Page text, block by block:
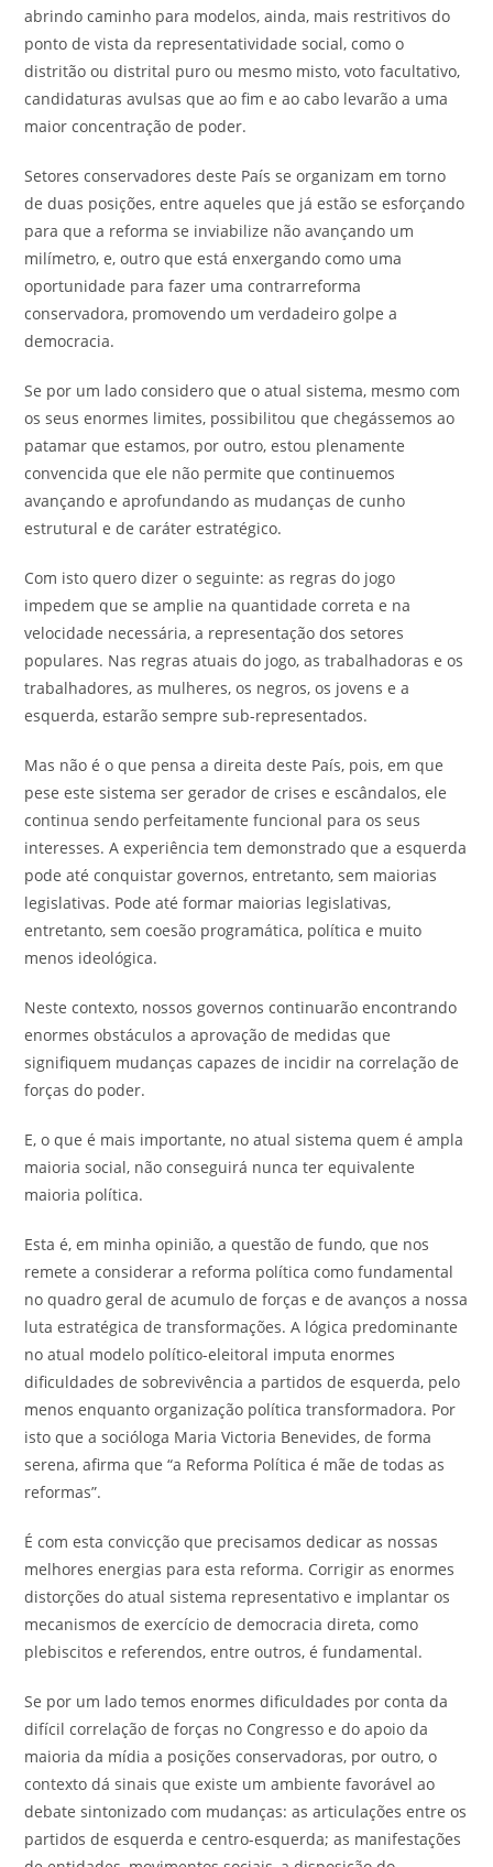
abrindo caminho para modelos, ainda, mais restritivos do
ponto de vista da representatividade social, como o
distritão ou distrital puro ou mesmo misto, voto facultativo,
candidaturas avulsas que ao fim e ao cabo levarão a uma
maior concentração de poder.
Setores conservadores deste País se organizam em torno
de duas posições, entre aqueles que já estão se esforçando
para que a reforma se inviabilize não avançando um
milímetro, e, outro que está enxergando como uma
oportunidade para fazer uma contrarreforma
conservadora, promovendo um verdadeiro golpe a
democracia.
Se por um lado considero que o atual sistema, mesmo com
os seus enormes limites, possibilitou que chegássemos ao
patamar que estamos, por outro, estou plenamente
convencida que ele não permite que continuemos
avançando e aprofundando as mudanças de cunho
estrutural e de caráter estratégico.
Com isto quero dizer o seguinte: as regras do jogo
impedem que se amplie na quantidade correta e na
velocidade necessária, a representação dos setores
populares. Nas regras atuais do jogo, as trabalhadoras e os
trabalhadores, as mulheres, os negros, os jovens e a
esquerda, estarão sempre sub-representados.
Mas não é o que pensa a direita deste País, pois, em que
pese este sistema ser gerador de crises e escândalos, ele
continua sendo perfeitamente funcional para os seus
interesses. A experiência tem demonstrado que a esquerda
pode até conquistar governos, entretanto, sem maiorias
legislativas. Pode até formar maiorias legislativas,
entretanto, sem coesão programática, política e muito
menos ideológica.
Neste contexto, nossos governos continuarão encontrando
enormes obstáculos a aprovação de medidas que
signifiquem mudanças capazes de incidir na correlação de
forças do poder.
E, o que é mais importante, no atual sistema quem é ampla
maioria social, não conseguirá nunca ter equivalente
maioria política.
Esta é, em minha opinião, a questão de fundo, que nos
remete a considerar a reforma política como fundamental
no quadro geral de acumulo de forças e de avanços a nossa
luta estratégica de transformações. A lógica predominante
no atual modelo político-eleitoral imputa enormes
dificuldades de sobrevivência a partidos de esquerda, pelo
menos enquanto organização política transformadora. Por
isto que a socióloga Maria Victoria Benevides, de forma
serena, afirma que “a Reforma Política é mãe de todas as
reformas”.
É com esta convicção que precisamos dedicar as nossas
melhores energias para esta reforma. Corrigir as enormes
distorções do atual sistema representativo e implantar os
mecanismos de exercício de democracia direta, como
plebiscitos e referendos, entre outros, é fundamental.
Se por um lado temos enormes dificuldades por conta da
difícil correlação de forças no Congresso e do apoio da
maioria da mídia a posições conservadoras, por outro, o
contexto dá sinais que existe um ambiente favorável ao
debate sintonizado com mudanças: as articulações entre os
partidos de esquerda e centro-esquerda; as manifestações